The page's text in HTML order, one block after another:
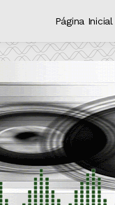
Página Inicial